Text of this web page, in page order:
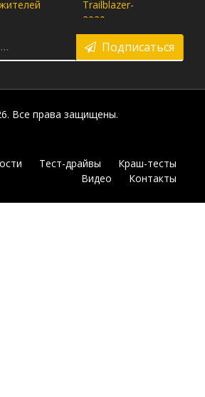
Подписаться
Все права защищены.
Тест-драйвы
Краш-тесты
Видео
Контакты